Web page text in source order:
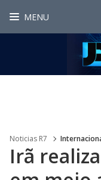
MENU
Noticias R7
Irã